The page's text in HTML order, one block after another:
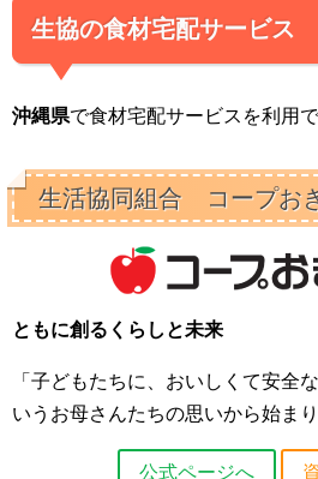
生協の食材宅配サービス
沖縄県で食材宅配サービスを利用
生活協同組合 コープお
ともに創るくらしと未来
「子どもたちに、おいしくて安全
いうお母さんたちの思いから始まり
公式ページへ